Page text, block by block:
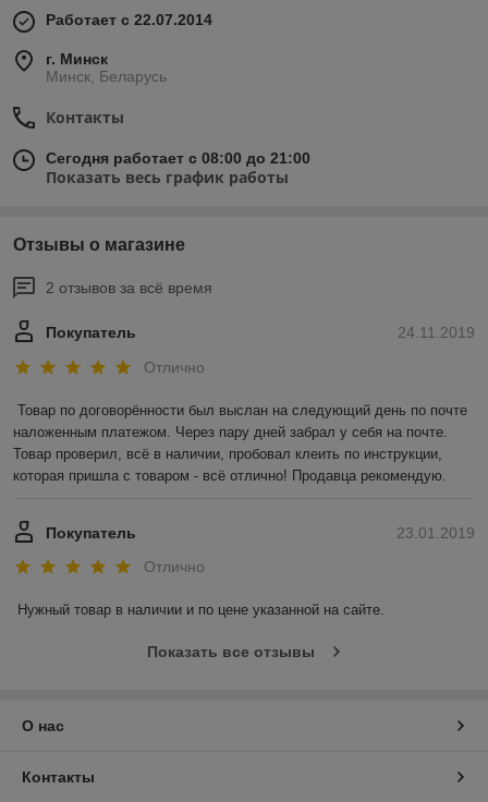
Работает с 22.07.2014
г. Минск
Минск, Беларусь
Контакты
Сегодня работает с 08:00 до 21:00
Показать весь график работы
Отзывы о магазине
2 отзывов за всё время
24.11.2019
Покупатель
Отлично
Товар по договорённости был выслан на следующий день по почте
наложенным платежом. Через пару дней забрал у себя на почте.
Товар проверил, всё в наличии, пробовал клеить по инструкции,
которая пришла с товаром - всё отлично! Продавца рекомендую.
23.01.2019
Покупатель
Отлично
Нужный товар в наличии и по цене указанной на сайте.
Показать все отзывы
О нас
Контакты